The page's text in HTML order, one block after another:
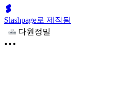
Slashpage로 제작됨
다원정밀